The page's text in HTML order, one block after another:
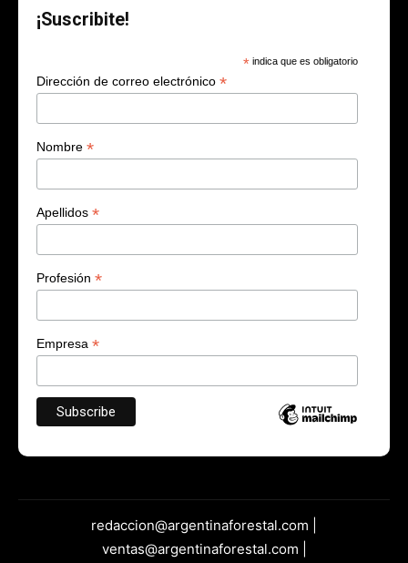
¡Suscribite!
* indica que es obligatorio
Dirección de correo electrónico *
Nombre *
Apellidos *
Profesión *
Empresa *
redaccion@argentinaforestal.com |
ventas@argentinaforestal.com |